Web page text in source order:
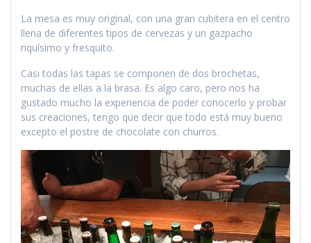
La mesa es muy original, con una gran cubitera en el centro
llena de diferentes tipos de cervezas y un gazpacho
riquísimo y fresquito.
Casi todas las tapas se componen de dos brochetas,
muchas de ellas a la brasa. Es algo caro, pero nos ha
gustado mucho la experiencia de poder conocerlo y probar
sus creaciones, tengo que decir que todo está muy bueno
excepto el postre de chocolate con churros.